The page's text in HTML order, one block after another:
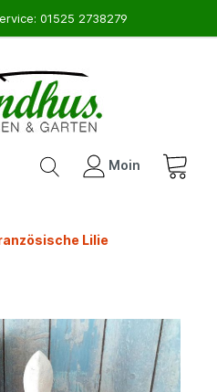
01525 2738279
Moin
Lilie